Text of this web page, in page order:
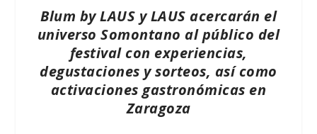
Blum by LAUS y LAUS acercarán el
universo Somontano al público del
festival con experiencias,
degustaciones y sorteos, así como
activaciones gastronómicas en
Zaragoza